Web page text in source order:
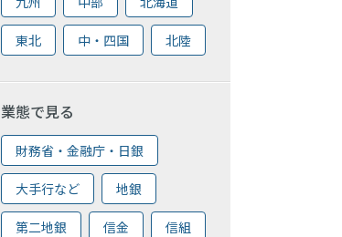
東北 中・四国 北陸
業態で見る
財務省・金融庁・日銀
大手行など 地銀
第二地銀 信金 信組